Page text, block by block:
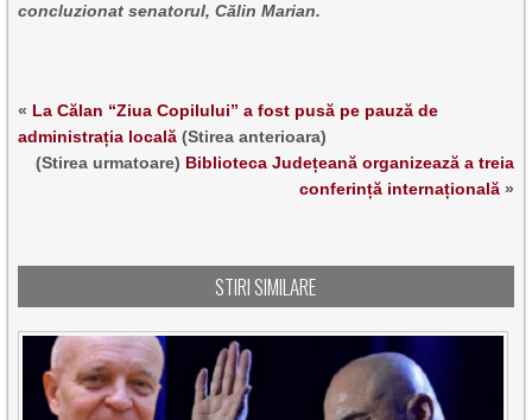
concluzionat senatorul, Călin Marian.
« La Călan “Ziua Copilului” a fost pusă pe pauză de
administrația locală (Stirea anterioara)
(Stirea urmatoare) Biblioteca Județeană organizează a treia
conferință internațională»
STIRI SIMILARE